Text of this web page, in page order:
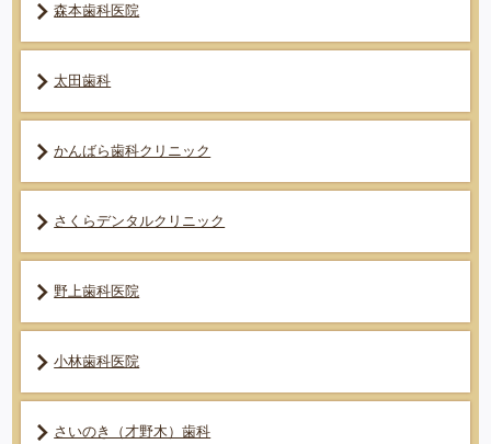
森本歯科医院
太田歯科
かんばら歯科クリニック
さくらデンタルクリニック
野上歯科医院
小林歯科医院
さいのき（才野木）歯科